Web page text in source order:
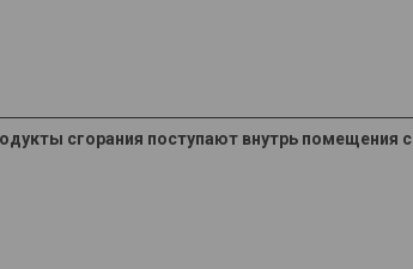
сгорания поступают внутрь помещения с